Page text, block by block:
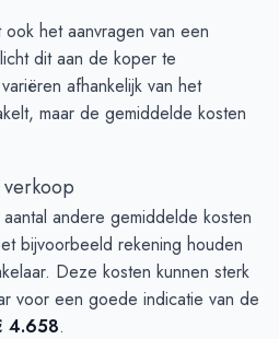
het aanvragen van een
dit aan de koper te
afhankelijk van het
maar de gemiddelde kosten
andere gemiddelde kosten
bijvoorbeeld rekening houden
Deze kosten kunnen sterk
voor een goede indicatie van de
4.658.